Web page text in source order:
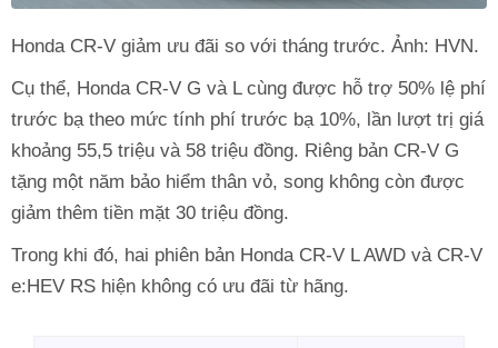
Honda CR-V giảm ưu đãi so với tháng trước. Ảnh: HVN.
Cụ thể, Honda CR-V G và L cùng được hỗ trợ 50% lệ phí
trước bạ theo mức tính phí trước bạ 10%, lần lượt trị giá
khoảng 55,5 triệu và 58 triệu đồng. Riêng bản CR-V G
tặng một năm bảo hiểm thân vỏ, song không còn được
giảm thêm tiền mặt 30 triệu đồng.
Trong khi đó, hai phiên bản Honda CR-V L AWD và CR-V
e:HEV RS hiện không có ưu đãi từ hãng.